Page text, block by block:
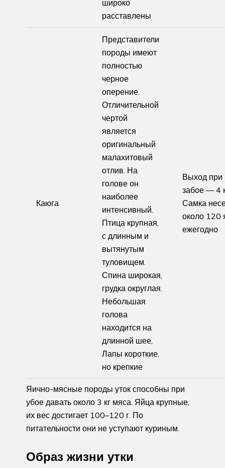
широко
расставлены
Каюга
Представители
породы имеют
полностью
черное
оперение.
Отличительной
чертой
является
оригинальный
малахитовый
отлив. На
голове он
наиболее
интенсивный.
Птица крупная,
с длинным и
вытянутым
туловищем.
Спина широкая,
грудка округлая.
Небольшая
голова
находится на
длинной шее,
Лапы короткие,
но крепкие
Выход при
забое — 4
Самка
около 120
ежегодно
Яично-мясные породы уток способны при
убое давать около 3 кг мяса. Яйца крупные,
их вес достигает 100–120 г. По
питательности они не уступают куриным.
Образ жизни утки